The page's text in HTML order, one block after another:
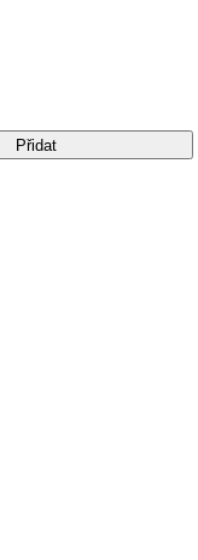
Přidat